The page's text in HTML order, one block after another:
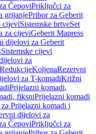
ČepoviPriključci za
grijanjePribor za Geberit
cijeviSistemske brtveSet
za cijeviGeberit Mapress
dijelovi za Geberit
Sistemske cijevi
za
KoljenaRezervni
za T-komadiKrižni
Prijelazni komadi,
fiksniPrijelazni komadi
Prijelazni komadi i
dijelovi za
ČepoviPriključci za